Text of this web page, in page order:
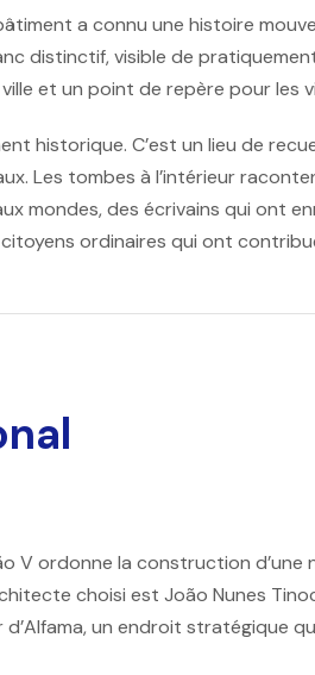
a connu une histoire
distinctif, visible de
et un point de repère pour les
historique. C’est un lieu de
Les tombes à l’intérieur
mondes, des écrivains qui ont
ordinaires qui ont
Vordonne la construction d’une
choisi estJoão Nunes
un endroit stratégique